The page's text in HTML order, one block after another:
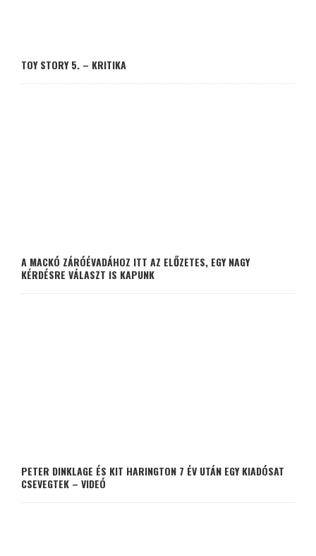
TOY STORY 5. – KRITIKA
A MACKÓ ZÁRÓÉVADÁHOZ ITT AZ ELŐZETES, EGY NAGY
KÉRDÉSRE VÁLASZT IS KAPUNK
PETER DINKLAGE ÉS KIT HARINGTON 7 ÉV UTÁN EGY KIADÓSAT
CSEVEGTEK – VIDEÓ